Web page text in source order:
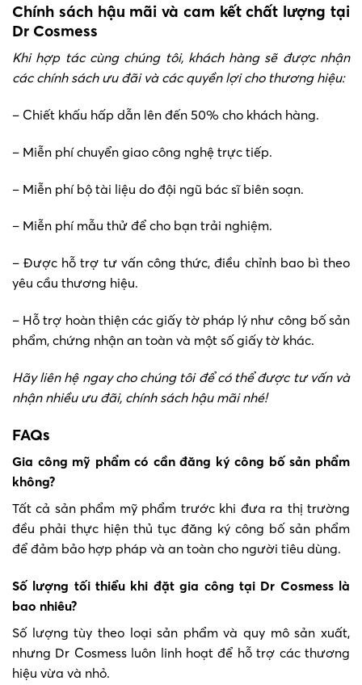
Chính sách hậu mãi và cam kết chất lượng tại
Dr Cosmess
Khi hợp tác cùng chúng tôi, khách hàng sẽ được nhận
các chính sách ưu đãi và các quyền lợi cho thương hiệu:
– Chiết khấu hấp dẫn lên đến 50% cho khách hàng.
– Miễn phí chuyển giao công nghệ trực tiếp.
– Miễn phí bộ tài liệu do đội ngũ bác sĩ biên soạn.
– Miễn phí mẫu thử để cho bạn trải nghiệm.
– Được hỗ trợ tư vấn công thức, điều chỉnh bao bì theo
yêu cầu thương hiệu.
– Hỗ trợ hoàn thiện các giấy tờ pháp lý như công bố sản
phẩm, chứng nhận an toàn và một số giấy tờ khác.
Hãy liên hệ ngay cho chúng tôi để có thể được tư vấn và
nhận nhiều ưu đãi, chính sách hậu mãi nhé!
FAQs
Gia công mỹ phẩm có cần đăng ký công bố sản phẩm
không?
Tất cả sản phẩm mỹ phẩm trước khi đưa ra thị trường
đều phải thực hiện thủ tục đăng ký công bố sản phẩm
để đảm bảo hợp pháp và an toàn cho người tiêu dùng.
Số lượng tối thiểu khi đặt gia công tại Dr Cosmess là
bao nhiêu?
Số lượng tùy theo loại sản phẩm và quy mô sản xuất,
nhưng Dr Cosmess luôn linh hoạt để hỗ trợ các thương
hiệu vừa và nhỏ.